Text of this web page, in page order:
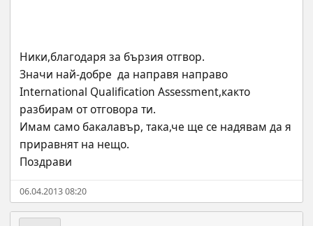
Ники,благодаря за бързия отгвор.
Значи най-добре  да направя направо
International Qualification Assessment,както
разбирам от отговора ти.
Имам само бакалавър, така,че ще се надявам да я
приравнят на нещо.
Поздрави
06.04.2013 08:20